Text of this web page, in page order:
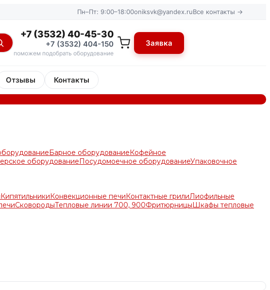
Пн–Пт: 9:00–18:00oniksvk@yandex.ruВсе контакты →
+7 (3532) 40-45-30
+7 (3532) 404-150
поможем подобрать оборудование
Заявка
Отзывы Контакты
Барное оборудованиеКофейное
оборудованиеПосудомоечное оборудованиеУпаковочное
КипятильникиКонвекционные печиКонтактные грилиЛиофильные
СковородыТепловые линии 700, 900ФритюрницыШкафы тепловые